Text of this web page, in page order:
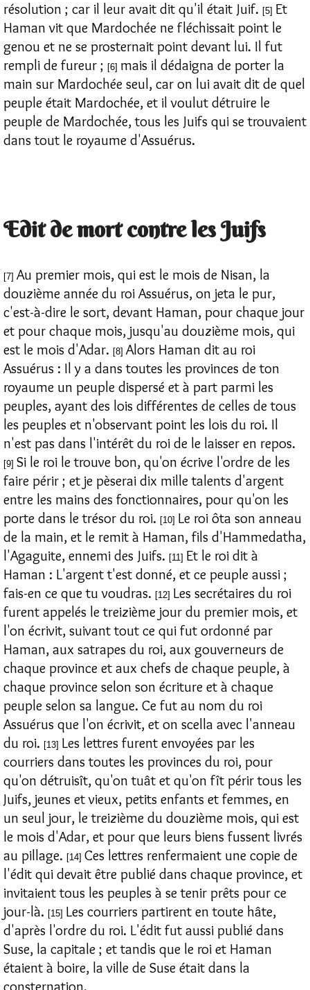
résolution ; car il leur avait dit qu'il était Juif. [5] Et
Haman vit que Mardochée ne fléchissait point le
genou et ne se prosternait point devant lui. Il fut
rempli de fureur ; [6] mais il dédaigna de porter la
main sur Mardochée seul, car on lui avait dit de quel
peuple était Mardochée, et il voulut détruire le
peuple de Mardochée, tous les Juifs qui se trouvaient
dans tout le royaume d'Assuérus.
Edit de mort contre les Juifs
[7] Au premier mois, qui est le mois de Nisan, la
douzième année du roi Assuérus, on jeta le pur,
c'est-à-dire le sort, devant Haman, pour chaque jour
et pour chaque mois, jusqu'au douzième mois, qui
est le mois d'Adar. [8] Alors Haman dit au roi
Assuérus : Il y a dans toutes les provinces de ton
royaume un peuple dispersé et à part parmi les
peuples, ayant des lois différentes de celles de tous
les peuples et n'observant point les lois du roi. Il
n'est pas dans l'intérêt du roi de le laisser en repos.
[9] Si le roi le trouve bon, qu'on écrive l'ordre de les
faire périr ; et je pèserai dix mille talents d'argent
entre les mains des fonctionnaires, pour qu'on les
porte dans le trésor du roi. [10] Le roi ôta son anneau
de la main, et le remit à Haman, fils d'Hammedatha,
l'Agaguite, ennemi des Juifs. [11] Et le roi dit à
Haman : L'argent t'est donné, et ce peuple aussi ;
fais-en ce que tu voudras. [12] Les secrétaires du roi
furent appelés le treizième jour du premier mois, et
l'on écrivit, suivant tout ce qui fut ordonné par
Haman, aux satrapes du roi, aux gouverneurs de
chaque province et aux chefs de chaque peuple, à
chaque province selon son écriture et à chaque
peuple selon sa langue. Ce fut au nom du roi
Assuérus que l'on écrivit, et on scella avec l'anneau
du roi. [13] Les lettres furent envoyées par les
courriers dans toutes les provinces du roi, pour
qu'on détruisît, qu'on tuât et qu'on fît périr tous les
Juifs, jeunes et vieux, petits enfants et femmes, en
un seul jour, le treizième du douzième mois, qui est
le mois d'Adar, et pour que leurs biens fussent livrés
au pillage. [14] Ces lettres renfermaient une copie de
l'édit qui devait être publié dans chaque province, et
invitaient tous les peuples à se tenir prêts pour ce
jour-là. [15] Les courriers partirent en toute hâte,
d'après l'ordre du roi. L'édit fut aussi publié dans
Suse, la capitale ; et tandis que le roi et Haman
étaient à boire, la ville de Suse était dans la
consternation.